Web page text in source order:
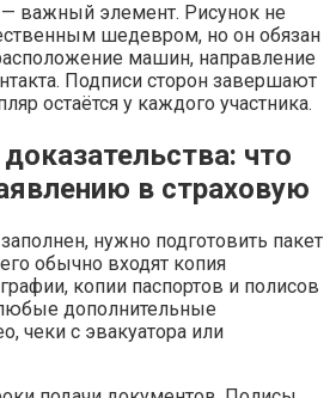
важный элемент. Рисунок не
шедевром, но он обязан
машин, направление
Подписи сторон завершают
остаётся у каждого участника.
что
в страховую
нужно подготовить пакет
обычно входят копия
копии паспортов и полисов
дополнительные
чеки с эвакуатора или